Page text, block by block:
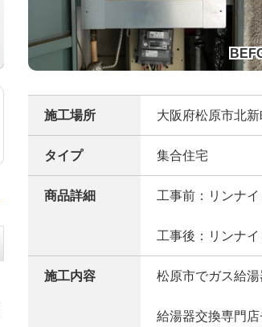
施工場所 大阪府松原市北新
タイプ 集合住宅
商品詳細 工事前：リンナ
工事後：リンナ
施工内容 松原市でガス給湯
給湯器交換専門店